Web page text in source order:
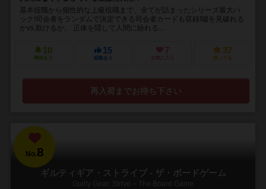
基本役職から個性的な上級役職まで、全てが詰まったシリーズ最大パ
ック!司会者をランダムで決定できる司会者カードも収録!噓を見破れる
かvs.欺けるか。 正体を隠して人間に紛れる...
10
興味あり
15
経験あり
7
お気に入り
37
持ってる
再入荷までお待ち下さい
No.8
ギルティギア・ストライブ - ザ・ボードゲーム
Guilty Gear: Strive – The Board Game